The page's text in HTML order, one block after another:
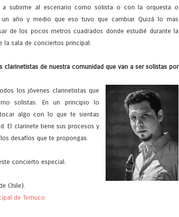
a subirme al escenario como solista o con la orquesta o
año y medio que eso tuvo que cambiar. Quizá lo mas
de los pocos metros cuadrados donde estudié durante la
la sala de conciertos principal.
de nuestra comunidad que van a ser solistas por
los jóvenes clarinetistas que
solistas. En un principio lo
algo con lo que te sientas
El clarinete tiene sus procesos y
desafíos que te propongas.
concierto especial.
Chile).
de Temuco